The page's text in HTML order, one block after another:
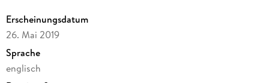
Erscheinungsdatum
26. Mai 2019
Sprache
englisch